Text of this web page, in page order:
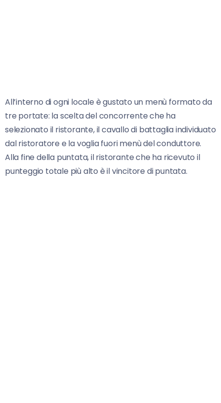
All’interno di ogni locale è gustato un menù formato da
tre portate: la scelta del concorrente che ha
selezionato il ristorante, il cavallo di battaglia individuato
dal ristoratore e la voglia fuori menù del conduttore.
Alla fine della puntata, il ristorante che ha ricevuto il
punteggio totale più alto è il vincitore di puntata.